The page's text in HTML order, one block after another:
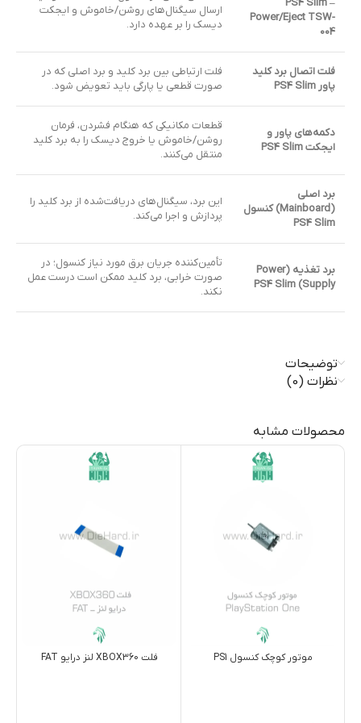
Power/Eject TSW-
004
ارسال سیگنال‌های روشن/خاموش و ایجکت
دیسک را بر عهده دارد.
فلت اتصال برد کلید
پاور PS4 Slim
فلت ارتباطی بین برد کلید و برد اصلی که در
صورت قطعی یا پارگی باید تعویض شود.
دکمه‌های پاور و
ایجکت PS4 Slim
قطعات مکانیکی که هنگام فشردن، فرمان
روشن/خاموش یا خروج دیسک را به برد کلید
منتقل می‌کنند.
برد اصلی
(Mainboard) کنسول
PS4 Slim
این برد، سیگنال‌های دریافت‌شده از برد کلید را
پردازش و اجرا می‌کند.
برد تغذیه (Power
Supply) PS4 Slim
تأمین‌کننده جریان برق مورد نیاز کنسول؛ در
صورت خرابی، برد کلید ممکن است درست عمل
نکند.
توضیحات
نظرات (0)
محصولات مشابه
موتور کوچک کنسول PS1 فلت XBOX360 لنز درایو FAT